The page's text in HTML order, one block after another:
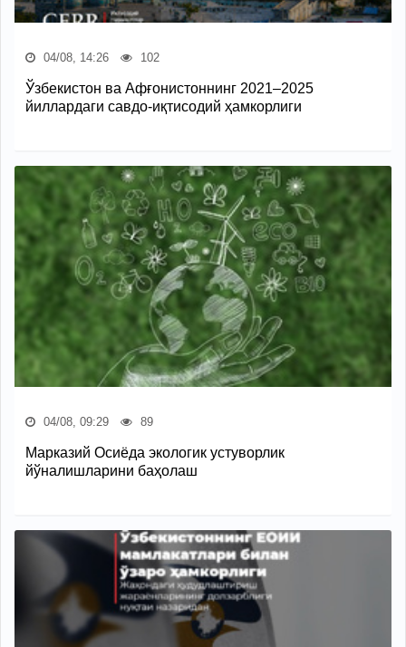
04/08, 14:26 102
Ўзбекистон ва Афғонистоннинг 2021–2025
йиллардаги савдо-иқтисодий ҳамкорлиги
04/08, 09:29 89
Марказий Осиёда экологик устуворлик
йўналишларини баҳолаш